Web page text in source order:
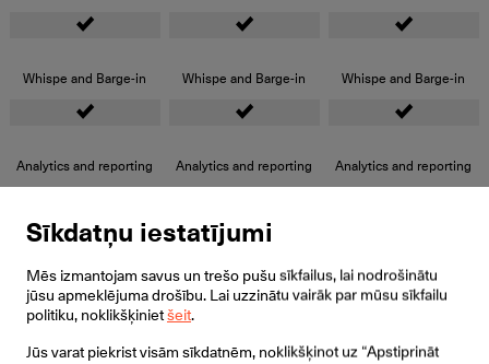
Whispe and Barge-in
Analytics and reporting
Whispe and Barge-in
Analytics and reporting
Whispe and Barge-in
Analytics and reporting
Sīkdatņu iestatījumi
Mēs izmantojam savus un trešo pušu sīkfailus, lai nodrošinātu
jūsu apmeklējuma drošību. Lai uzzinātu vairāk par mūsu sīkfailu
politiku, noklikšķinietšeit.
Jūs varat piekrist visām sīkdatnēm, noklikšķinot uz “Apstiprināt